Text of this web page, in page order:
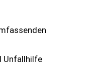
Unfallhilfe